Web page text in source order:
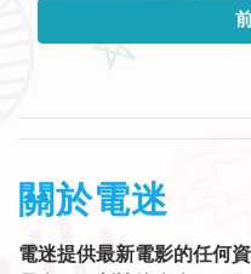
關於電迷
電迷提供最新電影的任何